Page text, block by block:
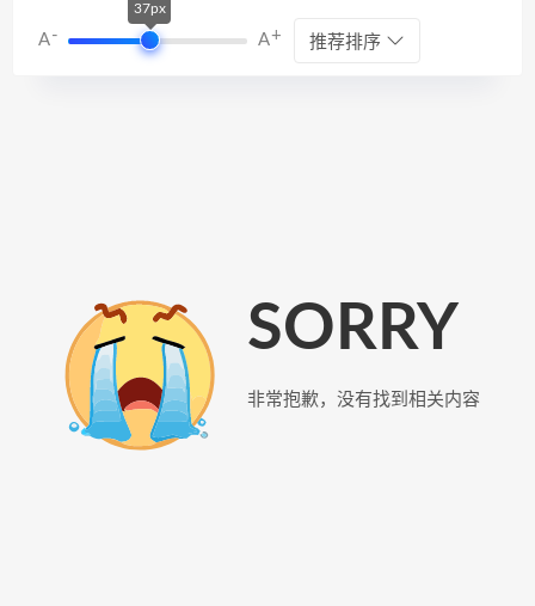
A-
37px
A+ 推荐排序
SORRY
非常抱歉，没有找到相关内容